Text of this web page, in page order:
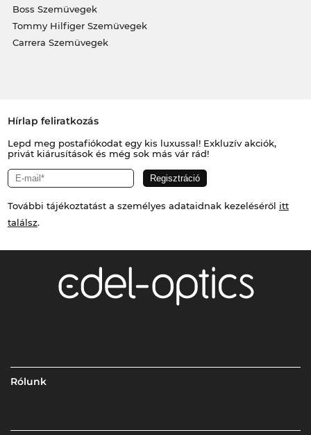
Boss Szemüvegek
Tommy Hilfiger Szemüvegek
Carrera Szemüvegek
Hírlap feliratkozás
Lepd meg postafiókodat egy kis luxussal! Exkluzív akciók,
privát kiárusítások és még sok más vár rád!
További tájékoztatást a személyes adataidnak kezeléséről itt
találsz.
Rólunk